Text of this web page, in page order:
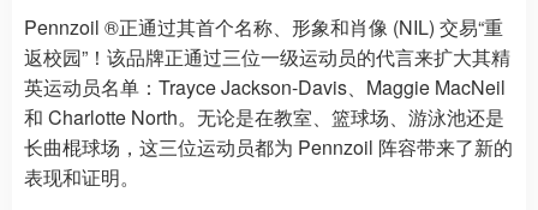
Pennzoil ®正通过其首个名称、形象和肖像 (NIL) 交易“重
返校园”！该品牌正通过三位一级运动员的代言来扩大其精
英运动员名单：Trayce Jackson-Davis、Maggie MacNeil
和 Charlotte North。无论是在教室、篮球场、游泳池还是
长曲棍球场，这三位运动员都为 Pennzoil 阵容带来了新的
表现和证明。